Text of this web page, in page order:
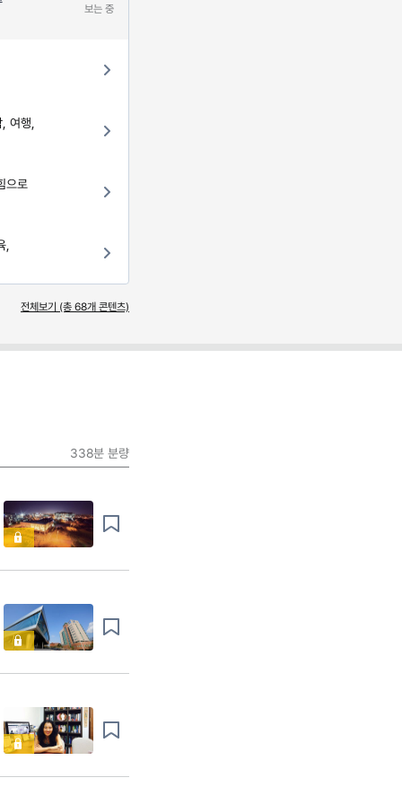
보는 중
여행,
으로
,
전체보기 (총 68개 콘텐츠)
338분 분량